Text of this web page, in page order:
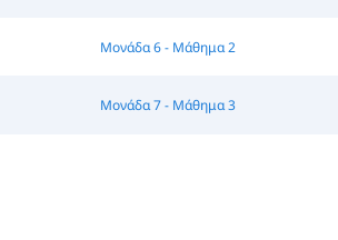
Μονάδα 6 - Μάθημα 2
Μονάδα 7 - Μάθημα 3